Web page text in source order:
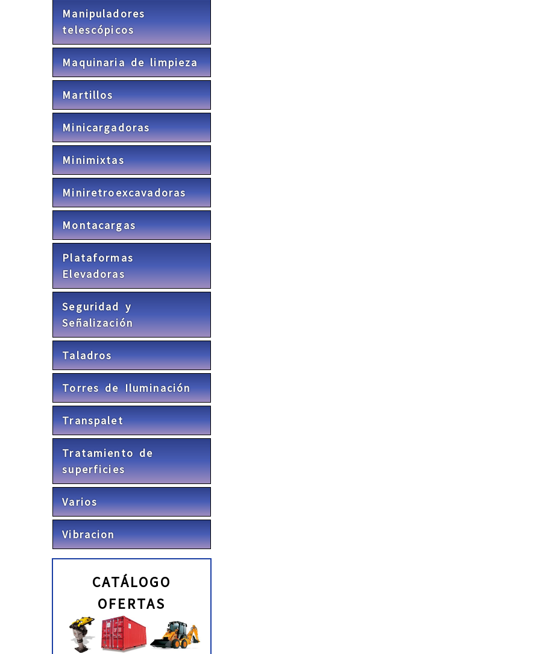
Manipuladores
telescópicos
Maquinaria de limpieza
Martillos
Minicargadoras
Minimixtas
Miniretroexcavadoras
Montacargas
Plataformas
Elevadoras
Seguridad y
Señalización
Taladros
Torres de Iluminación
Transpalet
Tratamiento de
superficies
Varios
Vibracion
CATÁLOGO
OFERTAS